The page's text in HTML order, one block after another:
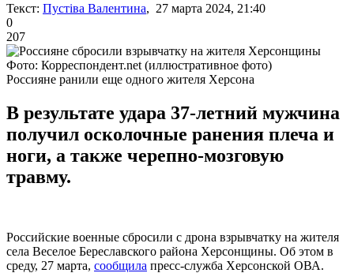
Текст: Пустіва Валентина, 27 марта 2024, 21:40
0
207
Фото: Корреспондент.net (иллюстративное фото)
Россияне ранили еще одного жителя Херсона
В результате удара 37-летний мужчина
получил осколочные ранения плеча и
ноги, а также черепно-мозговую
травму.
Российские военные сбросили с дрона взрывчатку на жителя
села Веселое Береславского района Херсонщины. Об этом в
среду, 27 марта, сообщила пресс-служба Херсонской ОВА.